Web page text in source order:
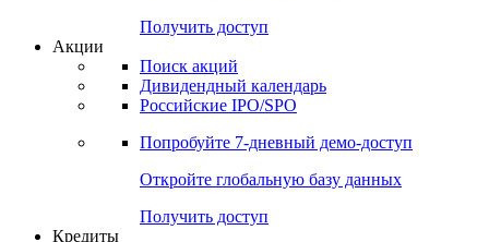
Получить доступ
Акции
Поиск акций
Дивидендный календарь
Российские IPO/SPO
Попробуйте 7-дневный демо-доступ
Откройте глобальную базу данных
Получить доступ
Кредиты